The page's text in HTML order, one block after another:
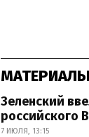
Зеленский
российского
7 ИЮЛЯ, 13:15